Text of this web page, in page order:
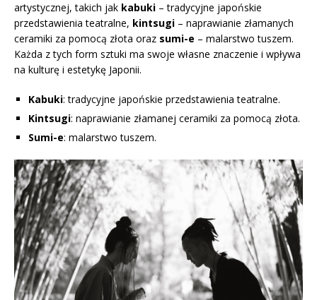
artystycznej, takich jak kabuki – tradycyjne japońskie
przedstawienia teatralne, kintsugi – naprawianie złamanych
ceramiki za pomocą złota oraz sumi-e – malarstwo tuszem.
Każda z tych form sztuki ma swoje własne znaczenie i wpływa
na kulturę i estetykę Japonii.
Kabuki: tradycyjne japońskie przedstawienia teatralne.
Kintsugi: naprawianie złamanej ceramiki za pomocą złota.
Sumi-e: malarstwo tuszem.